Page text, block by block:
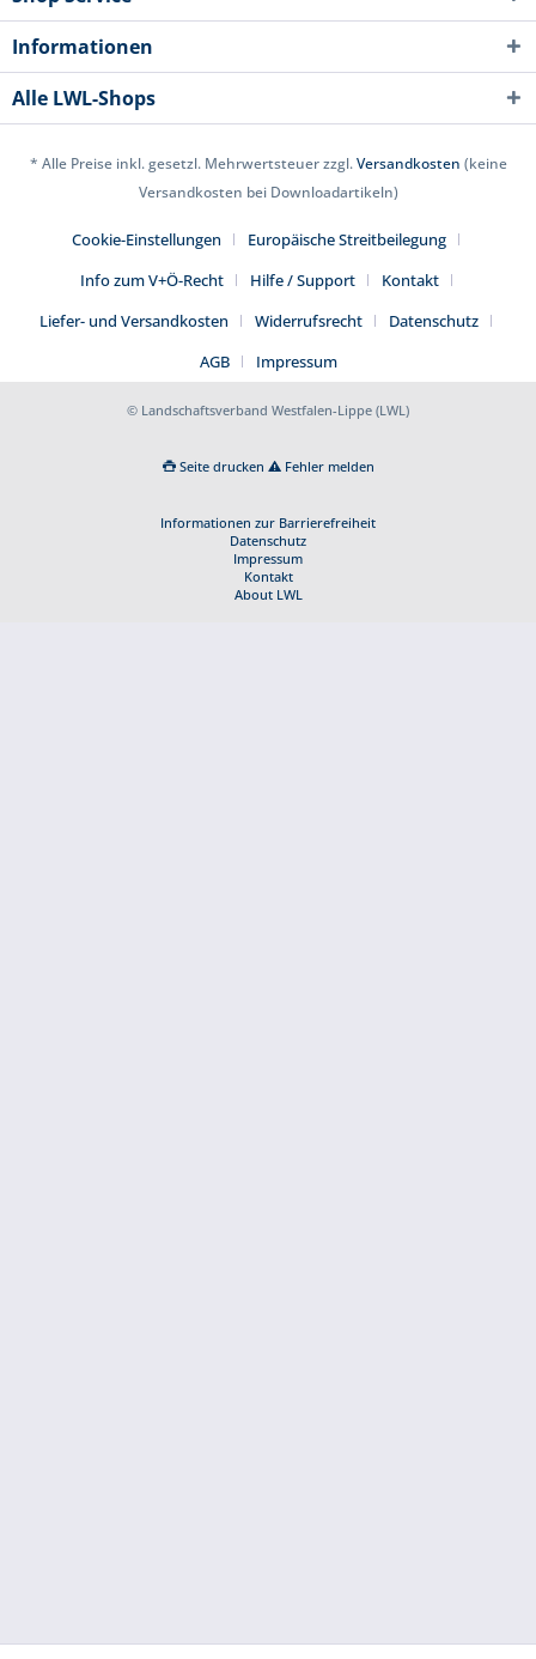
Informationen
Alle LWL-Shops
* Alle Preise inkl. gesetzl. Mehrwertsteuer zzgl.Versandkosten (keine
Versandkosten bei Downloadartikeln)
Cookie-Einstellungen
Europäische Streitbeilegung
Info zum V+Ö-Recht
Hilfe / Support
Kontakt
Liefer- und Versandkosten
Widerrufsrecht
Datenschutz
AGB
Impressum
© Landschaftsverband Westfalen-Lippe (LWL)
Seite drucken Fehler melden
Informationen zur Barrierefreiheit
Datenschutz
Impressum
Kontakt
About LWL